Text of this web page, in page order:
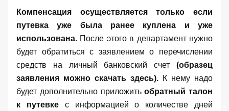
Компенсация осуществляется только если
путевка уже была ранее куплена и уже
использована. После этого в департамент нужно
будет обратиться с заявлением о перечислении
средств на личный банковский счет (образец
заявления можно скачать здесь). К нему надо
будет дополнительно приложитьобратный талон
к путевкес информацией о количестве дней